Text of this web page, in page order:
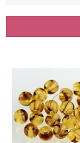
p